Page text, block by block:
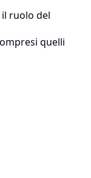
ruolo del
quelli